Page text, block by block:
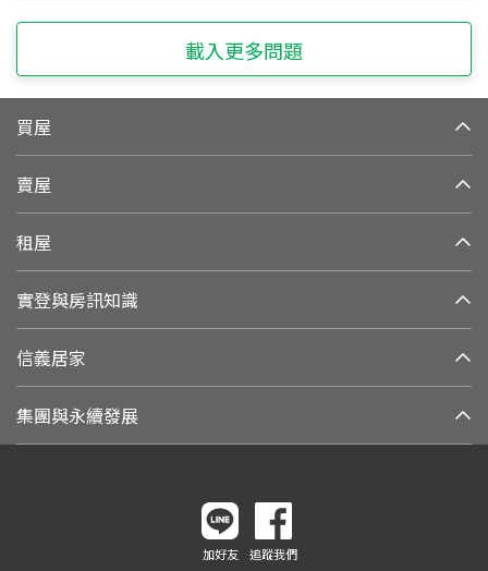
載入更多問題
買屋
賣屋
租屋
實登與房訊知識
信義居家
集團與永續發展
加好友 追蹤我們